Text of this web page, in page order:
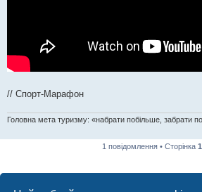
// Спорт-Марафон
Головна мета туризму: «набрати побільше, забрати
1 повідомлення • Сторінка 1